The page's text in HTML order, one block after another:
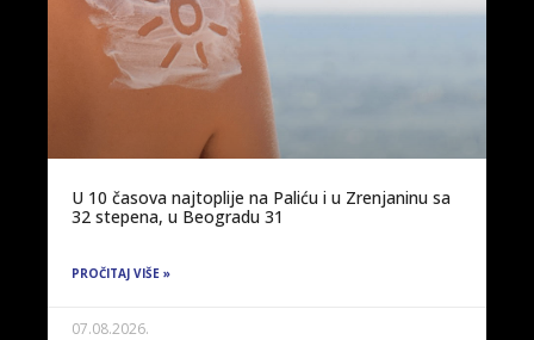
U 10 časova najtoplije na Paliću i u Zrenjaninu sa
32 stepena, u Beogradu 31
PROČITAJ VIŠE »
07.08.2026.